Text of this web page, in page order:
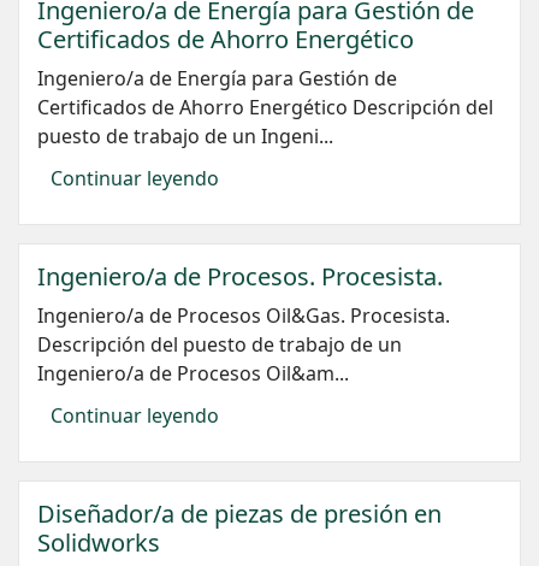
Ingeniero/a de Energía para Gestión de
Certificados de Ahorro Energético
Ingeniero/a de Energía para Gestión de
Certificados de Ahorro Energético Descripción del
puesto de trabajo de un Ingeni...
Continuar leyendo
Ingeniero/a de Procesos. Procesista.
Ingeniero/a de Procesos Oil&Gas. Procesista.
Descripción del puesto de trabajo de un
Ingeniero/a de Procesos Oil&am...
Continuar leyendo
Diseñador/a de piezas de presión en
Solidworks